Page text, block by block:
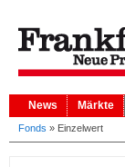
News Märkte
Fonds » Einzelwert